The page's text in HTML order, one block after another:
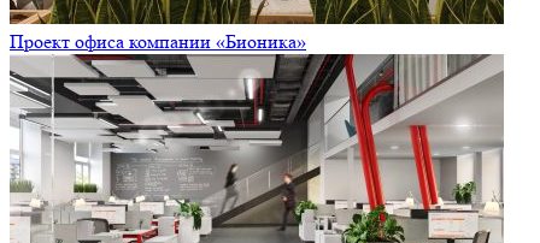
Проект офиса компании «Бионика»